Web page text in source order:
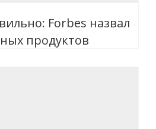
Forbes назвал
продуктов